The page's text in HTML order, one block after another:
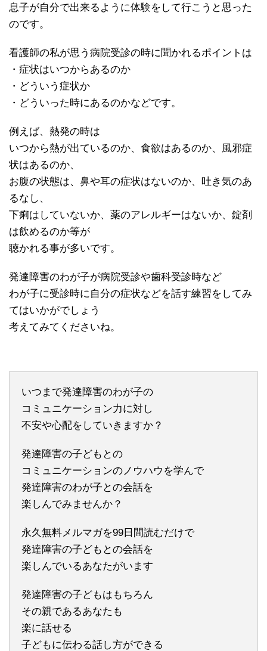
息子が自分で出来るように体験をして行こうと思った
のです。
看護師の私が思う病院受診の時に聞かれるポイントは
・症状はいつからあるのか
・どういう症状か
・どういった時にあるのかなどです。
例えば、熱発の時は
いつから熱が出ているのか、食欲はあるのか、風邪症
状はあるのか、
お腹の状態は、鼻や耳の症状はないのか、吐き気のあ
るなし、
下痢はしていないか、薬のアレルギーはないか、錠剤
は飲めるのか等が
聴かれる事が多いです。
発達障害のわが子が病院受診や歯科受診時など
わが子に受診時に自分の症状などを話す練習をしてみ
てはいかがでしょう
考えてみてくださいね。
いつまで発達障害のわが子の
コミュニケーション力に対し
不安や心配をしていきますか？
発達障害の子どもとの
コミュニケーションのノウハウを学んで
発達障害のわが子との会話を
楽しんでみませんか？
永久無料メルマガを99日間読むだけで
発達障害の子どもとの会話を
楽しんでいるあなたがいます
発達障害の子どもはもちろん
その親であるあなたも
楽に話せる
子どもに伝わる話し方ができる